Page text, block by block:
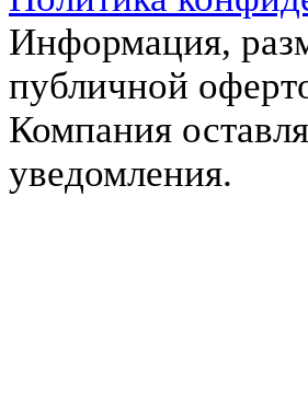
Информация,
публичной
Компания
уведомления.